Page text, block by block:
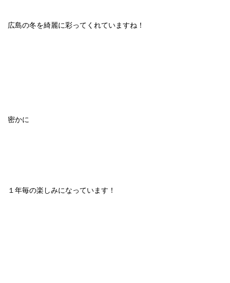
広島の冬を綺麗に彩ってくれていますね！
密かに
１年毎の楽しみになっています！